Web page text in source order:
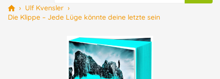
› Ulf Kvensler ›
Die Klippe – Jede Lüge könnte deine letzte sein